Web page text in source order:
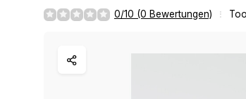
0/10 (0 Bewertungen)